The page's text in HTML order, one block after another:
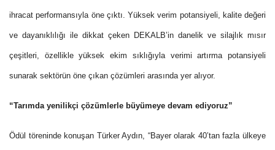
ihracat performansıyla öne çıktı. Yüksek verim potansiyeli, kalite değeri
ve dayanıklılığı ile dikkat çeken DEKALB’in danelik ve silajlık mısır
çeşitleri, özellikle yüksek ekim sıklığıyla verimi artırma potansiyeli
sunarak sektörün öne çıkan çözümleri arasında yer alıyor.
“Tarımda yenilikçi çözümlerle büyümeye devam ediyoruz”
Ödül töreninde konuşan Türker Aydın, “Bayer olarak 40’tan fazla ülkeye